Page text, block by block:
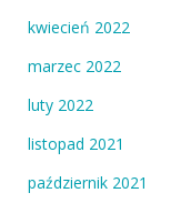
kwiecień 2022
marzec 2022
luty 2022
listopad 2021
październik 2021